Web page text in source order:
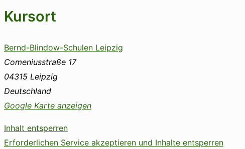
Kursort
Bernd-Blindow-Schulen Leipzig
Comeniusstraße 17
04315 Leipzig
Deutschland
Google Karte anzeigen
Inhalt entsperren
Erforderlichen Service akzeptieren und Inhalte entsperren